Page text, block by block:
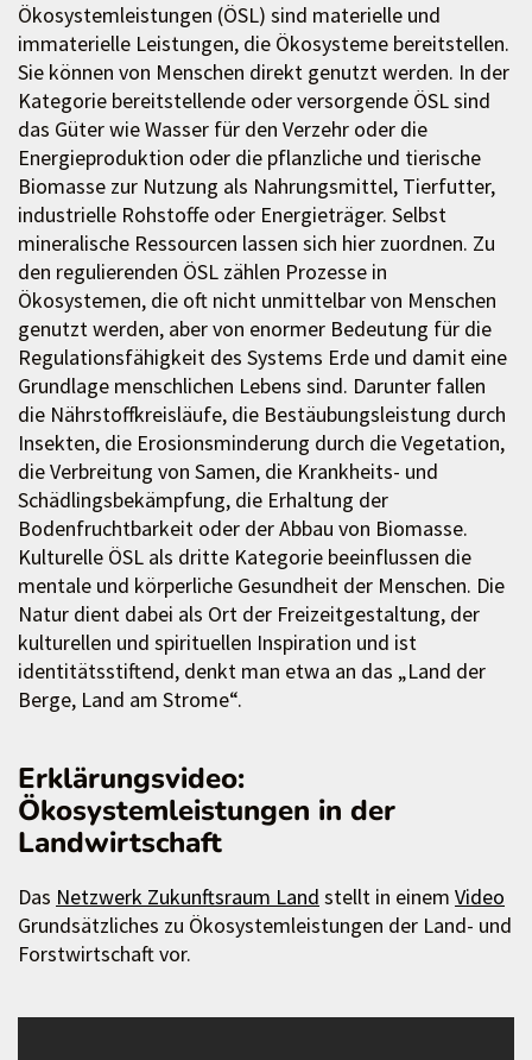
Ökosystemleistungen (ÖSL) sind materielle und
immaterielle Leistungen, die Ökosysteme bereitstellen.
Sie können von Menschen direkt genutzt werden. In der
Kategorie bereitstellende oder versorgende ÖSL sind
das Güter wie Wasser für den Verzehr oder die
Energieproduktion oder die pflanzliche und tierische
Biomasse zur Nutzung als Nahrungsmittel, Tierfutter,
industrielle Rohstoffe oder Energieträger. Selbst
mineralische Ressourcen lassen sich hier zuordnen. Zu
den regulierenden ÖSL zählen Prozesse in
Ökosystemen, die oft nicht unmittelbar von Menschen
genutzt werden, aber von enormer Bedeutung für die
Regulationsfähigkeit des Systems Erde und damit eine
Grundlage menschlichen Lebens sind. Darunter fallen
die Nährstoffkreisläufe, die Bestäubungsleistung durch
Insekten, die Erosionsminderung durch die Vegetation,
die Verbreitung von Samen, die Krankheits- und
Schädlingsbekämpfung, die Erhaltung der
Bodenfruchtbarkeit oder der Abbau von Biomasse.
Kulturelle ÖSL als dritte Kategorie beeinflussen die
mentale und körperliche Gesundheit der Menschen. Die
Natur dient dabei als Ort der Freizeitgestaltung, der
kulturellen und spirituellen Inspiration und ist
identitätsstiftend, denkt man etwa an das „Land der
Berge, Land am Strome“.
Erklärungsvideo:
Ökosystemleistungen in der
Landwirtschaft
Das Netzwerk Zukunftsraum Land stellt in einem Video
Grundsätzliches zu Ökosystemleistungen der Land- und
Forstwirtschaft vor.